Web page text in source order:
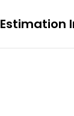
Estimation